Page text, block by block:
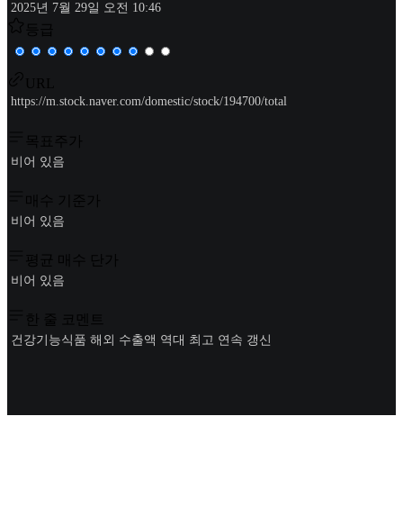
2025년 7월 29일 오전 10:46
URL
https://m.stock.naver.com/domestic/stock/194700/total
목표주가
비어 있음
매수 기준가
비어 있음
평균 매수 단가
비어 있음
한 줄 코멘트
건강기능식품 해외 수출액 역대 최고 연속 갱신